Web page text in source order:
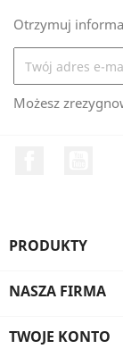
Otrzymuj
Możesz
PRODUKTY
NASZA FIRMA
TWOJE KONTO